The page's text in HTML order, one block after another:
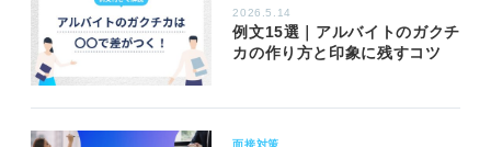
2026.5.14
例文15選｜アルバイトのガクチ
カの作り方と印象に残すコツ
面接対策